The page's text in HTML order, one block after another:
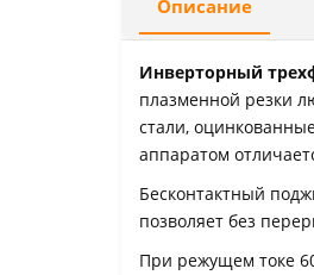
Описание
Инверторный
плазменной резки
стали,
аппаратом
Бесконтактный
позволяет без
При режущем токе